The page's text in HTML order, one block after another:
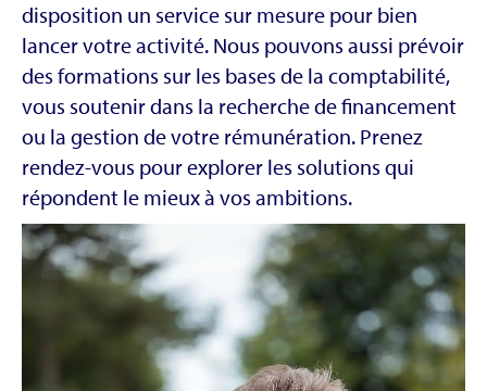
disposition un service sur mesure pour bien
lancer votre activité. Nous pouvons aussi prévoir
des formations sur les bases de la comptabilité,
vous soutenir dans la recherche de financement
ou la gestion de votre rémunération. Prenez
rendez-vous pour explorer les solutions qui
répondent le mieux à vos ambitions.